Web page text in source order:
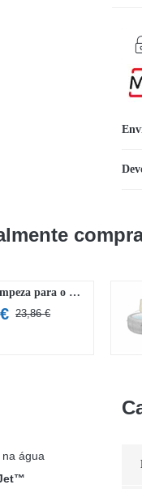
Kit de Limpeza para o Lay-Z-Spa Bestway
23,86€O
€
O
água